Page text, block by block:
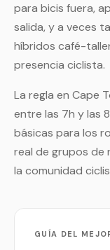
para bicis fuera,
salida, y a veces
híbridos café-
presencia ciclista.
La regla en Cape
entre las 7h y las
básicas para los
real de grupos de
la comunidad
GUÍA DEL